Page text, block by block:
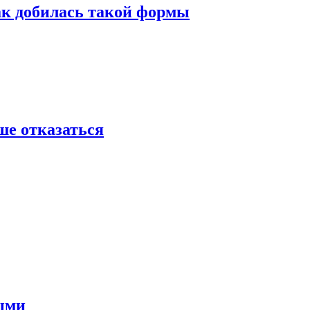
добилась такой формы
отказаться